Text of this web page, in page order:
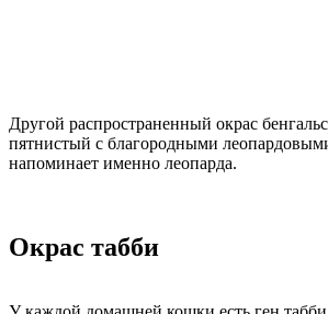
Другой распространенный окрас
пятнистый с благородными
напоминает именно леопарда.
Окрас табби